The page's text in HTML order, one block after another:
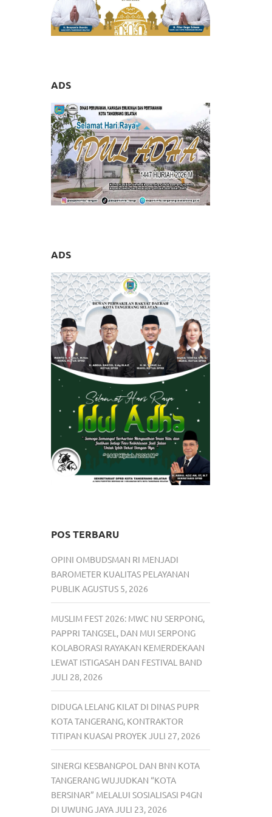
ADS
ADS
POS TERBARU
OPINI OMBUDSMAN RI MENJADI
BAROMETER KUALITAS PELAYANAN
PUBLIK AGUSTUS 5, 2026
MUSLIM FEST 2026: MWC NU SERPONG,
PAPPRI TANGSEL, DAN MUI SERPONG
KOLABORASI RAYAKAN KEMERDEKAAN
LEWAT ISTIGASAH DAN FESTIVAL BAND
JULI 28, 2026
DIDUGA LELANG KILAT DI DINAS PUPR
KOTA TANGERANG, KONTRAKTOR
TITIPAN KUASAI PROYEK JULI 27, 2026
SINERGI KESBANGPOL DAN BNN KOTA
TANGERANG WUJUDKAN “KOTA
BERSINAR” MELALUI SOSIALISASI P4GN
DI UWUNG JAYAJULI 23, 2026